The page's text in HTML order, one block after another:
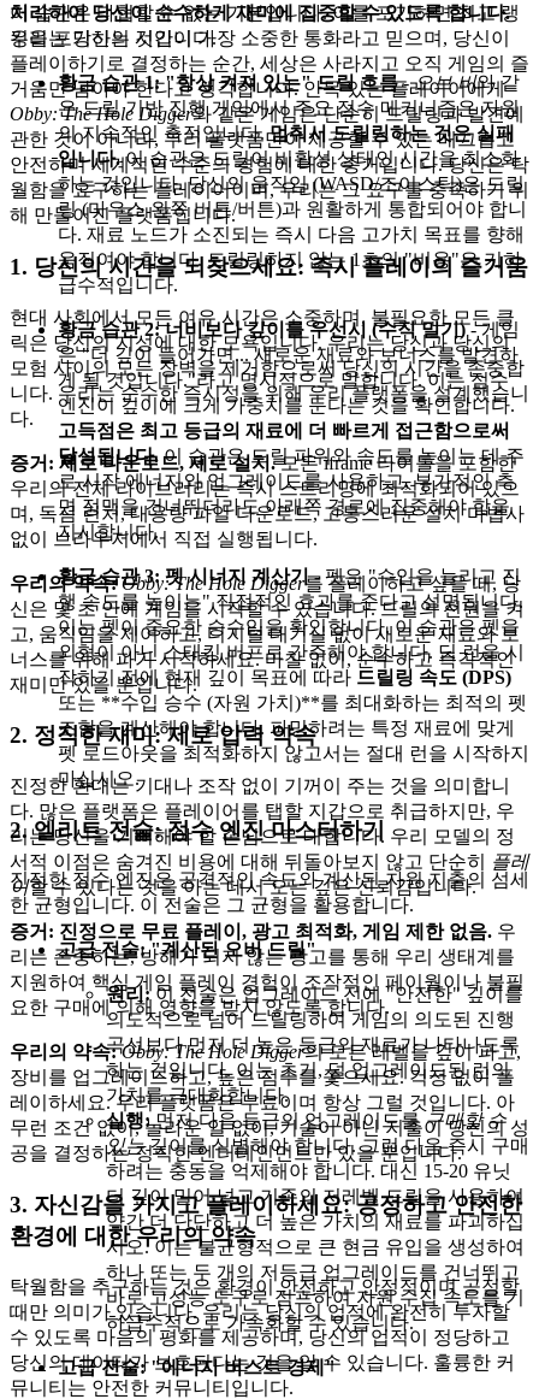
이 습관은 타협할 수 없는 기본입니다. 이를 포기하면 최고 랭
킹을 포기하는 것입니다.
황금 습관 1: "항상 켜져 있는" 드릴 흐름-오브 비와 같
은 드릴 기반 진행 게임에서 주요 점수 메커니즘은 자원
의 지속적인 축적입니다.멈춰서 드릴링하는 것은 실패
입니다.이 습관은 드릴이 비활성 상태인 시간을 최소화
하는 것입니다. 당신의 움직임 (WASD/조이스틱)은 드릴
링 (마우스 왼쪽 버튼/버튼)과 원활하게 통합되어야 합니
다. 재료 노드가 소진되는 즉시 다음 고가치 목표를 향해
움직여야 합니다. 드릴링하지 않는 1초의 "비용"은 기하
급수적입니다.
황금 습관 2: 너비보다 깊이를 우선시 (수직 밀기)- 게임
은 "더 깊이 들어가면... 새로운 재료와 보너스를 발견하
게 될 것입니다."라고 명시적으로 말합니다. 이는 점수
엔진이 깊이에 크게 가중치를 둔다는 것을 확인합니다.
고득점은 최고 등급의 재료에 더 빠르게 접근함으로써
달성됩니다.이 습관은 드릴 파워와 속도를 높이는 데 주
로 시작 에너지와 업그레이드를 사용하고, 부가적인 측
면 정맥을 건너뛰더라도 아래쪽 경로에 집중해야 함을
지시합니다.
황금 습관 3: 펫 시너지 계산기- 펫은 "수입을 늘리고 진
행 속도를 높이는" 직접적인 효과를 준다고 설명됩니다.
이는 펫이 중요한 승수임을 확인합니다. 이 습관은 펫을
외형이 아닌 스태킹 버프로 간주해야 합니다. 딥 런을 시
작하기 전에 현재 깊이 목표에 따라 드릴링 속도 (DPS)
또는 **수입 승수 (자원 가치)**를 최대화하는 최적의 펫
조합을 계산해야 합니다. 파밍하려는 특정 재료에 맞게
펫 로드아웃을 최적화하지 않고서는 절대 런을 시작하지
마십시오.
2. 엘리트 전술: 점수 엔진 마스터하기
진정한 점수 엔진은 공격적인 속도와 계산된 자원 지출의 섬세
한 균형입니다. 이 전술은 그 균형을 활용합니다.
고급 전술: "계산된 오버 드릴"
원리:이 전술은 업그레이드 전에 "안전한" 깊이를
의도적으로 넘어 드릴링하여 게임의 의도된 진행
곡선보다 먼저 더 높은 등급의 재료가 나타나도록
하는 것입니다. 이는 초기, 덜 업그레이드된 런의
가치를 극대화합니다.
실행:먼저 다음 등급의 업그레이드를구매할 수
있는깊이를 식별해야 합니다. 그런 다음 즉시 구매
하려는 충동을 억제해야 합니다. 대신 15-20 유닛
더 깊이 밀어 넣고 기존의 저레벨 드릴을 사용하여
약간 더 단단하고 더 높은 가치의 재료를 파괴하십
시오. 이는 불균형적으로 큰 현금 유입을 생성하여
하나 또는 두 개의 저등급 업그레이드를 건너뛰고
바로 고성능 도구로 점프하여 자원 수집 속도를 기
하급수적으로 가속화할 수 있습니다.
고급 전술: "에너지 버스트 경제"
처리하여 당신이 순수하게 재미에 집중할 수 있도록 합니다.
우리는 당신의 시간이 가장 소중한 통화라고 믿으며, 당신이
플레이하기로 결정하는 순간, 세상은 사라지고 오직 게임의 즐
거움만 남아야 한다고 생각합니다. 안목 있는 플레이어에게
Obby: The Hole Digger와 같은 게임은 단순히 드릴링과 발견에
관한 것이 아니라, 우리 플랫폼만이 제공할 수 있는 매끄럽고
안전하며 세계적인 수준의 경험에 대한 증거입니다. 당신은 탁
월함을 요구하는 플레이어이며, 우리는 그 요구를 충족하기 위
해 만들어진 플랫폼입니다.
1. 당신의 시간을 되찾으세요: 즉시 플레이의 즐거움
현대 사회에서 모든 여유 시간은 소중하며, 불필요한 모든 클
릭은 당신의 지성에 대한 모욕입니다. 우리는 당신과 당신의
모험 사이의 모든 장벽을 제거함으로써 당신의 시간을 존중합
니다. 우리는 순수한 즉시성을 위해 우리 플랫폼을 설계했습니
다.
증거: 제로 다운로드, 제로 설치.모든 iframe 타이틀을 포함한
우리의 전체 라이브러리는 즉시 스트리밍에 최적화되어 있으
며, 독점 런처, 대용량 파일 다운로드, 고통스러운 설치 마법사
없이 브라우저에서 직접 실행됩니다.
우리의 약속: Obby: The Hole Digger를 플레이하고 싶을 때, 당
신은 몇 초 안에 게임을 시작할 수 있습니다. 드릴의 전원을 켜
고, 움직임을 제어하고, 디지털 대기실 없이 새로운 재료와 보
너스를 위해 파기 시작하세요. 마찰 없이, 순수하고 즉각적인
재미만 있을 뿐입니다.
2. 정직한 재미: 제로 압력 약속
진정한 환대는 기대나 조작 없이 기꺼이 주는 것을 의미합니
다. 많은 플랫폼은 플레이어를 탭할 지갑으로 취급하지만, 우
리는 당신을 기뻐해야 할 손님으로 대합니다. 우리 모델의 정
서적 이점은 숨겨진 비용에 대해 뒤돌아보지 않고 단순히
플레
이할 수 있다는 것을 아는 데서 오는 깊은 신뢰감입니다.
증거: 진정으로 무료 플레이, 광고 최적화, 게임 제한 없음. 우
리는 존중하는, 방해가 되지 않는 광고를 통해 우리 생태계를
지원하여 핵심 게임 플레이 경험이 조작적인 페이월이나 불필
요한 구매에 의해 영향을 받지 않도록 합니다.
우리의 약속: Obby: The Hole Digger의 모든 레벨을 깊이 파고,
장비를 업그레이드하고, 높은 점수를 쫓으세요. 걱정 없이 플
레이하세요. 우리 플랫폼은 무료이며 항상 그럴 것입니다. 아
무런 조건 없이, 놀라운 일 없이, 기술이 아닌 지출이 당신의 성
공을 결정하는 정직한 엔터테인먼트만 있을 뿐입니다.
3. 자신감을 가지고 플레이하세요: 공정하고 안전한
환경에 대한 우리의 약속
탁월함을 추구하는 것은 환경이 안전하고 안정적이며 공정할
때만 의미가 있습니다. 우리는 당신의 업적에 완전히 투자할
수 있도록 마음의 평화를 제공하며, 당신의 업적이 정당하고
당신의 데이터가 보호된다는 것을 알 수 있습니다. 훌륭한 커
뮤니티는 안전한 커뮤니티입니다.